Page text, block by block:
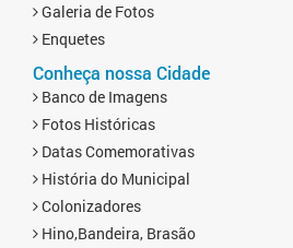
Galeria de Fotos
Enquetes
Conheça nossa Cidade
Banco de Imagens
Fotos Históricas
Datas Comemorativas
História do Municipal
Colonizadores
Hino,Bandeira, Brasão